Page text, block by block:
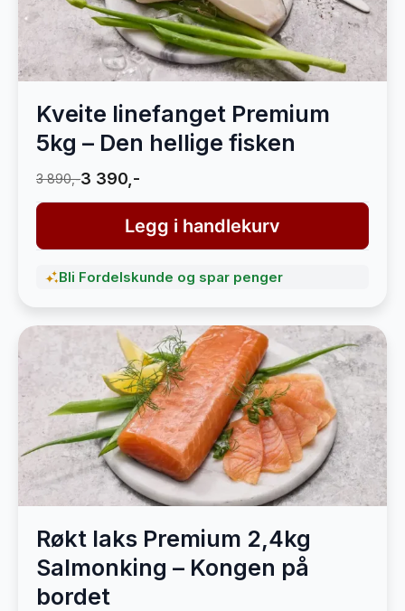
Kveite linefanget Premium
5kg – Den hellige fisken
3 890,-3 390,-
Legg i handlekurv
Bli Fordelskunde og spar penger
Røkt laks Premium 2,4kg
Salmonking – Kongen på
bordet